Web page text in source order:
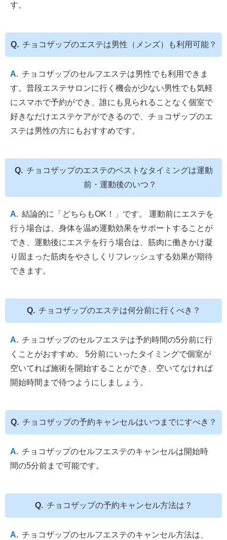
す。
チョコザップのエステは男性（メンズ）も利用可能？
チョコザップのセルフエステは男性でも利用できま
す。普段エステサロンに行く機会が少ない男性でも気軽
にスマホで予約ができ、誰にも見られることなく個室で
好きなだけエステケアができるので、チョコザップのエ
ステは男性の方にもおすすめです。
チョコザップのエステのベストなタイミングは運動
前・運動後のいつ？
結論的に「どちらもOK！」です。 運動前にエステを
行う場合は、身体を温め運動効果をサポートすることが
でき、運動後にエステを行う場合は、筋肉に働きかけ凝
り固まった筋肉をやさしくリフレッシュする効果が期待
できます。
チョコザップのエステは何分前に行くべき？
チョコザップのセルフエステは予約時間の5分前に行
くことがおすすめ。 5分前にいったタイミングで個室が
空いてれば施術を開始することができ、空いてなければ
開始時間まで待つようにしましょう。
チョコザップの予約キャンセルはいつまでにすべき？
チョコザップのセルフエステのキャンセルは開始時
間の5分前まで可能です。
チョコザップの予約キャンセル方法は？
チョコザップのセルフエステのキャンセル方法は、